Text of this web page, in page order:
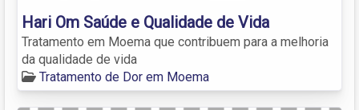
Hari Om Saúde e Qualidade de Vida
Tratamento em Moema que contribuem para a melhoria
da qualidade de vida
Tratamento de Dor em Moema